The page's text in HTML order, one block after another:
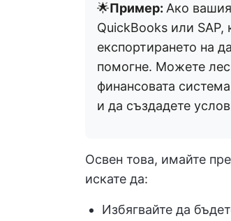
🌟Пример: Ако
QuickBooks или SAP,
експортирането на
помогне. Можете
финансовата
и да създадете
Освен това, имайте
искате да:
Избягвайте да